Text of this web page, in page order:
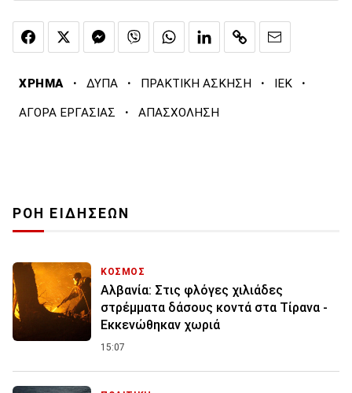
ΧΡΗΜΑ · ΔΥΠΑ · ΠΡΑΚΤΙΚΗ ΑΣΚΗΣΗ · ΙΕΚ ·
ΑΓΟΡΑ ΕΡΓΑΣΙΑΣ · ΑΠΑΣΧΟΛΗΣΗ
ΡΟΗ ΕΙΔΗΣΕΩΝ
ΚΟΣΜΟΣ
Αλβανία: Στις φλόγες χιλιάδες
στρέμματα δάσους κοντά στα Τίρανα -
Εκκενώθηκαν χωριά
15:07